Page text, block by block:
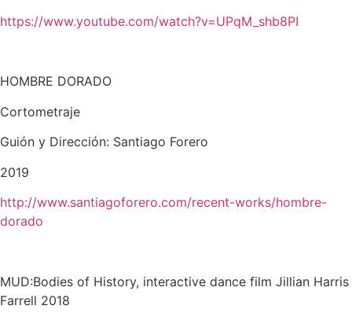
https://www.youtube.com/watch?v=UPqM_shb8PI
HOMBRE DORADO
Cortometraje
Guión y Dirección: Santiago Forero
2019
http://www.santiagoforero.com/recent-works/hombre-
dorado
MUD:Bodies of History, interactive dance film Jillian Harris
Farrell 2018